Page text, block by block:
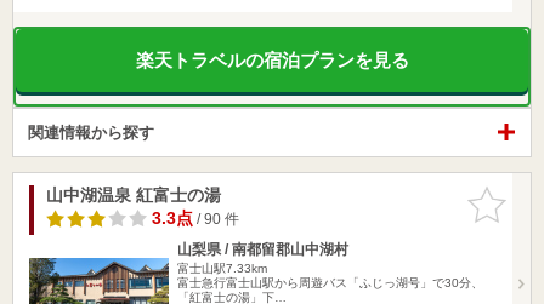
楽天トラベルの宿泊プランを見る
関連情報から探す
お気に入
りに追加
山中湖温泉 紅富士の湯
3.3点/ 90 件
山梨県 / 南都留郡山中湖村
富士山駅7.33km
富士急行富士山駅から周遊バス「ふじっ湖号」で30分、
「紅富士の湯」下…